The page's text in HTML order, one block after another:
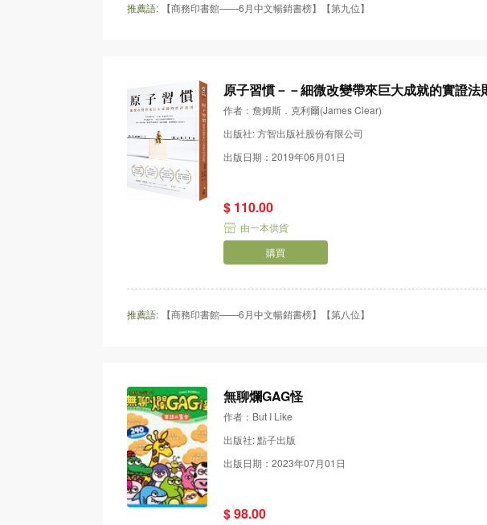
推薦語: 【商務印書館——6月中文暢銷書榜】【第九位】
原子習慣－－細微改變帶來巨大成就的實證法
作者：詹姆斯．克利爾(James Clear)
出版社: 方智出版社股份有限公司
出版日期：2019年06月01日
$ 110.00
由一本供貨
購買
推薦語: 【商務印書館——6月中文暢銷書榜】【第八位】
無聊爛GAG怪
作者：But I Like
出版社: 點子出版
出版日期：2023年07月01日
$ 98.00